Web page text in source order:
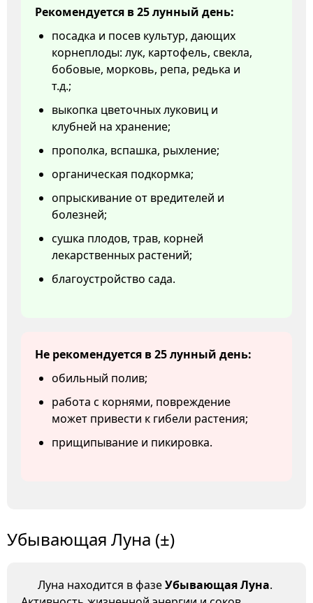
Рекомендуется в 25 лунный день:
посадка и посев культур, дающих
корнеплоды: лук, картофель, свекла,
бобовые, морковь, репа, редька и
т.д.;
выкопка цветочных луковиц и
клубней на хранение;
прополка, вспашка, рыхление;
органическая подкормка;
опрыскивание от вредителей и
болезней;
сушка плодов, трав, корней
лекарственных растений;
благоустройство сада.
Не рекомендуется в 25 лунный день:
обильный полив;
работа с корнями, повреждение
может привести к гибели растения;
прищипывание и пикировка.
Убывающая Луна (±)
Луна находится в фазеУбывающая Луна.